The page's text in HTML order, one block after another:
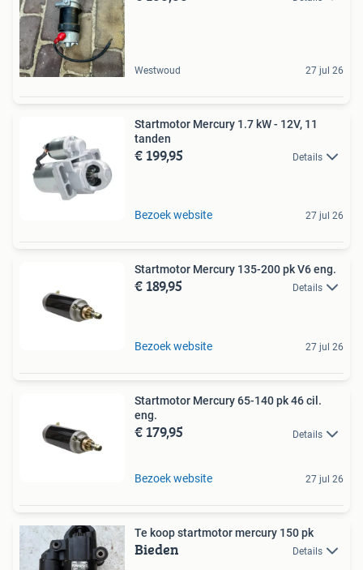
Westwoud 27 jul 26
Startmotor Mercury 1.7 kW - 12V, 11
tanden
€ 199,95 Details
Bezoek website 27 jul 26
Startmotor Mercury 135-200 pk V6 eng.
€ 189,95 Details
Bezoek website 27 jul 26
Startmotor Mercury 65-140 pk 46 cil.
eng.
€ 179,95 Details
Bezoek website 27 jul 26
Te koop startmotor mercury 150 pk
Bieden Details